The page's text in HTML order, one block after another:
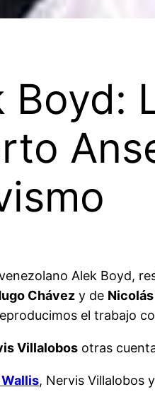
Boyd:
Alek Boyd,
Chávez y de
el trabajo
Villalobos otras
, Nervis Villalobos y